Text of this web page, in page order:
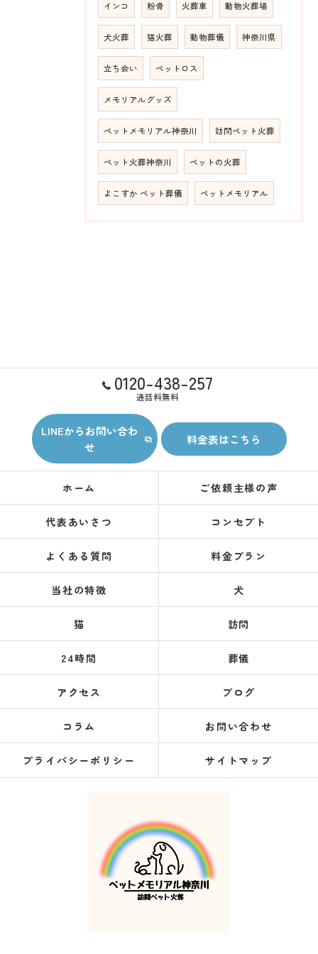
インコ 粉骨 火葬車 動物火葬場
犬火葬 猫火葬 動物葬儀 神奈川県
立ち会い ペットロス
メモリアルグッズ
ペットメモリアル神奈川 訪問ペット火葬
ペット火葬神奈川 ペットの火葬
よこすか ペット葬儀 ペットメモリアル
0120-438-257
通話料無料
LINEからお問い合わ
せ
料金表はこちら
ホーム ご依頼主様の声
代表あいさつ コンセプト
よくある質問 料金プラン
当社の特徴 犬
猫 訪問
24時間 葬儀
アクセス ブログ
コラム お問い合わせ
プライバシーポリシー サイトマップ